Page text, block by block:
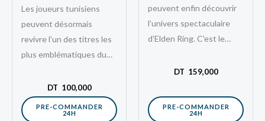
Les joueurs tunisiens
peuvent désormais
revivre l’un des titres les
plus emblématiques du
cette clé digitale de Dark
Souls Remastered sur…
DT 100,000
PRE-COMMANDER
24H
peuvent enfin découvrir
l’univers spectaculaire
d’Elden Ring. C'est le
attendu né de la
FromSoftware et George
R.R. Martin.…
DT 159,000
PRE-COMMANDER
24H